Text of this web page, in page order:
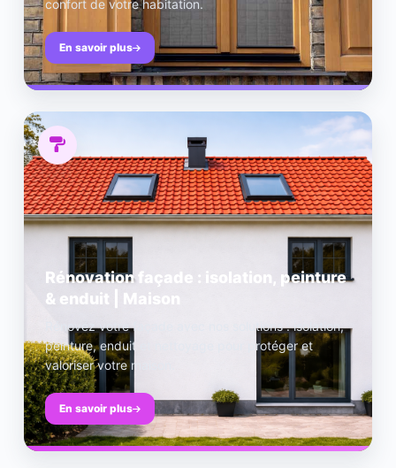
confort de votre habitation.
En savoir plus
Rénovation façade : isolation, peinture
& enduit | Maison
Rénovez votre façade avec nos solutions : isolation,
peinture, enduit et nettoyage pour protéger et
valoriser votre maison.
En savoir plus